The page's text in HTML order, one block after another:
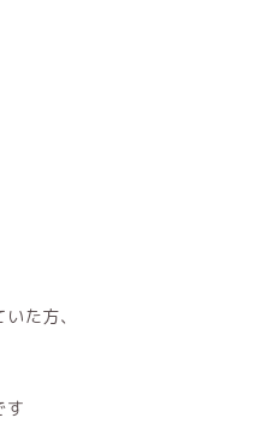
た方、
す